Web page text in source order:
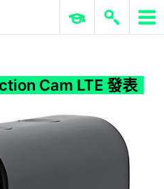
Action Cam LTE 發表
ERP 與商業 AI
Cam LTE 發表